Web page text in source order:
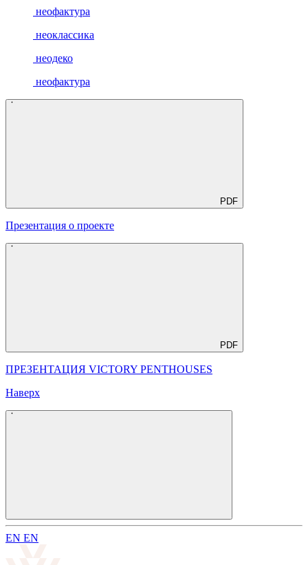
неофактура
неоклассика
неодеко
неофактура
PDF
Презентация о проекте
PDF
ПРЕЗЕНТАЦИЯ VICTORY PENTHOUSES
Наверх
EN EN